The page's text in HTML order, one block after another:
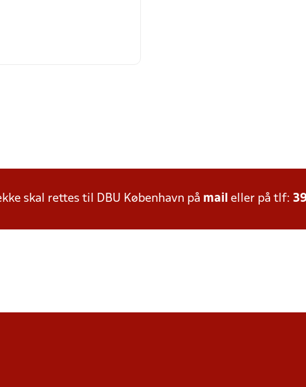
skal rettes til DBU København på mail eller på tlf: